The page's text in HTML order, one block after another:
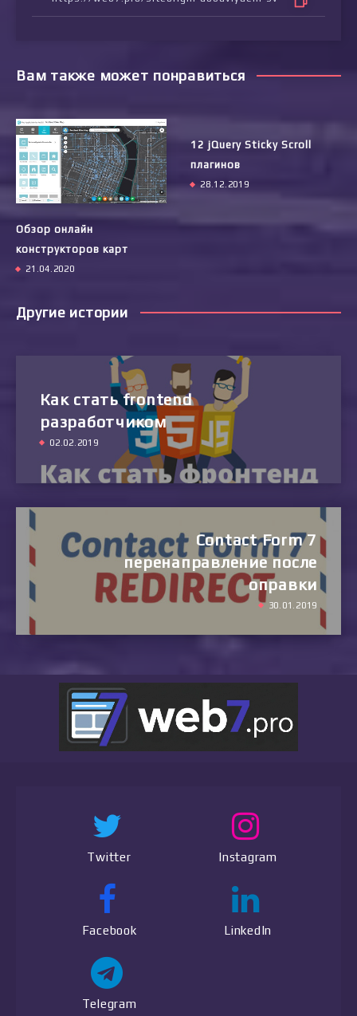
Вам также может понравиться
Обзор онлайн
конструкторов карт
21.04.2020
12 jQuery Sticky Scroll
плагинов
28.12.2019
Другие истории
Как стать frontend
разработчиком
02.02.2019
Contact Form 7
перенаправление после
оправки
30.01.2019
Twitter Instagram
Facebook LinkedIn
Telegram